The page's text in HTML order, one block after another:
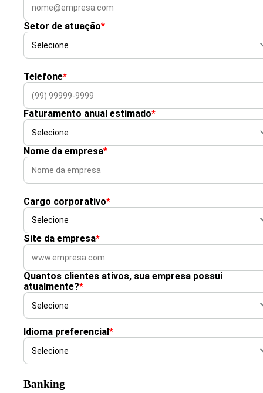
Setor de atuação*
Telefone*
Faturamento anual estimado*
Nome da empresa*
Cargo corporativo*
Site da empresa*
Quantos clientes ativos, sua empresa possui
atualmente?*
Idioma preferencial *
Banking